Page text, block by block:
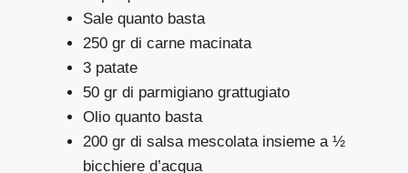
Sale quanto basta
250 gr di carne macinata
3 patate
50 gr di parmigiano grattugiato
Olio quanto basta
200 gr di salsa mescolata insieme a ½
bicchiere d’acqua